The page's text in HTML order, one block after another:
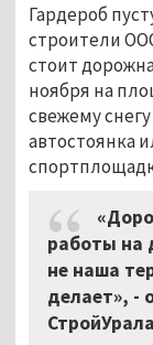
Гардероб
строители
стоит
ноября на
свежему
автостоянка
работы на
не наша
делает», -